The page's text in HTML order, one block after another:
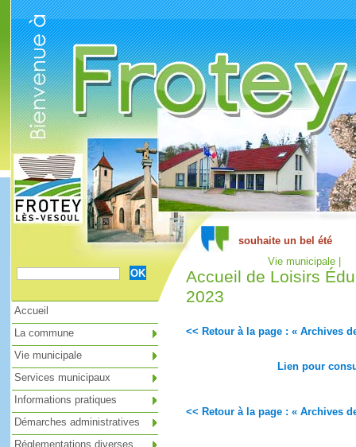
Vie municipale |
Accueil de Loisirs
2023
<< Retour à la page : « Archives
Lien pour
<< Retour à la page : « Archives
Accueil
La commune
Vie municipale
Services municipaux
Informations pratiques
Démarches administratives
Réglementations diverses
Cookies management panel